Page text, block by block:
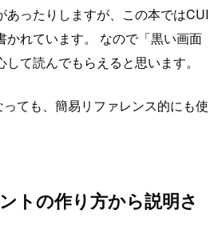
あったりしますが、この本ではCUI
かれています。 なので「黒い画面
て読んでもらえると思います。
ても、簡易リファレンス的にも使
トの作り方から説明さ